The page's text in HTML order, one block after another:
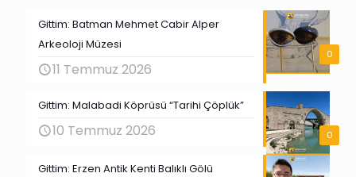
0
Gittim: Batman Mehmet Cabir Alper
Arkeoloji Müzesi
11 Temmuz 2026
0
Gittim: Malabadi Köprüsü “Tarihi Çöplük”
10 Temmuz 2026
Gittim: Erzen Antik Kenti Balıklı Gölü